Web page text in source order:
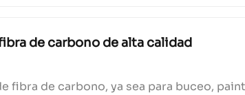
de carbono de alta calidad
fibra de carbono, ya sea para buceo,